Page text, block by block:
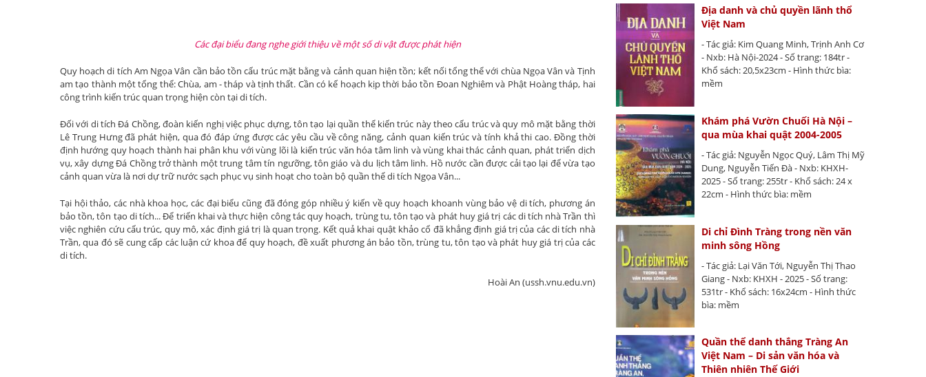
Các đại biểu đang nghe giới thiệu về một số di vật được phát hiện
Quy hoạch di tích Am Ngọa Vân cần bảo tồn cấu trúc mặt bằng và cảnh quan hiện tồn; kết nối tổng thể với chùa Ngọa Vân và Tịnh
am tạo thành một tổng thể: Chùa, am - tháp và tịnh thất. Cần có kế hoạch kịp thời bảo tồn Đoan Nghiêm và Phật Hoàng tháp, hai
công trình kiến trúc quan trọng hiện còn tại di tích.
Đối với di tích Đá Chồng, đoàn kiến nghị việc phục dựng, tôn tạo lại quần thể kiến trúc này theo cấu trúc và quy mô mặt bằng thời
Lê Trung Hưng đã phát hiện, qua đó đáp ứng được các yêu cầu về công năng, cảnh quan kiến trúc và tính khả thi cao. Đồng thời
định hướng quy hoạch thành hai phân khu với vùng lõi là kiến trúc văn hóa tâm linh và vùng khai thác cảnh quan, phát triển dịch
vụ, xây dựng Đá Chồng trở thành một trung tâm tín ngưỡng, tôn giáo và du lịch tâm linh. Hồ nước cần được cải tạo lại để vừa tạo
cảnh quan vừa là nơi dự trữ nước sạch phục vụ sinh hoạt cho toàn bộ quần thể di tích Ngọa Vân...
Tại hội thảo, các nhà khoa học, các đại biểu cũng đã đóng góp nhiều ý kiến về quy hoạch khoanh vùng bảo vệ di tích, phương án
bảo tồn, tôn tạo di tích... Để triển khai và thực hiện công tác quy hoạch, trùng tu, tôn tạo và phát huy giá trị các di tích nhà Trần thì
việc nghiên cứu cấu trúc, quy mô, xác định giá trị là quan trọng. Kết quả khai quật khảo cổ đã khẳng định giá trị của các di tích nhà
Trần, qua đó sẽ cung cấp các luận cứ khoa để quy hoạch, đề xuất phương án bảo tồn, trùng tu, tôn tạo và phát huy giá trị của các
di tích.
Hoài An (ussh.vnu.edu.vn)
Địa danh và chủ quyền lãnh thổ
Việt Nam
- Tác giả: Kim Quang Minh, Trịnh Anh Cơ
- Nxb: Hà Nội-2024 - Số trang: 184tr -
Khổ sách: 20,5x23cm - Hình thức bìa:
mềm
Khám phá Vườn Chuối Hà Nội –
qua mùa khai quật 2004-2005
- Tác giả: Nguyễn Ngọc Quý, Lâm Thị Mỹ
Dung, Nguyễn Tiến Đà - Nxb: KHXH-
2025 - Số trang: 255tr - Khổ sách: 24 x
22cm - Hình thức bìa: mềm
Di chỉ Đình Tràng trong nền văn
minh sông Hồng
- Tác giả: Lại Văn Tới, Nguyễn Thị Thao
Giang - Nxb: KHXH - 2025 - Số trang:
531tr - Khổ sách: 16x24cm - Hình thức
bìa: mềm
Quần thể danh thắng Tràng An
Việt Nam – Di sản văn hóa và
Thiên nhiên Thế Giới